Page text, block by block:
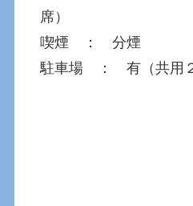
席）
喫煙 ： 分煙
駐車場 ： 有（共用２